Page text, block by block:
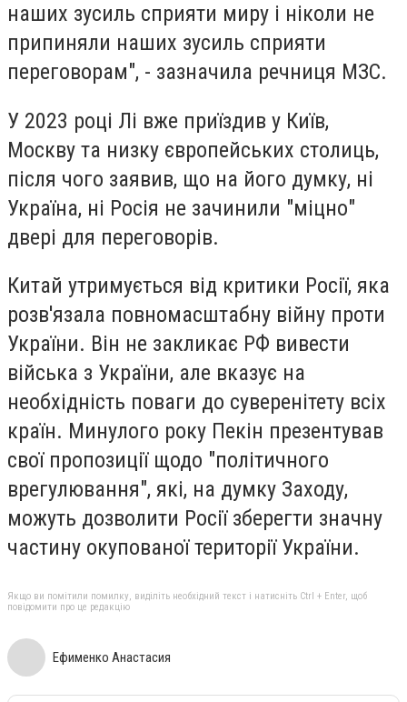
наших зусиль сприяти миру і ніколи не
припиняли наших зусиль сприяти
переговорам", - зазначила речниця МЗС.
У 2023 році Лі вже приїздив у Київ,
Москву та низку європейських столиць,
після чого заявив, що на його думку, ні
Україна, ні Росія не зачинили "міцно"
двері для переговорів.
Китай утримується від критики Росії, яка
розв'язала повномасштабну війну проти
України. Він не закликає РФ вивести
війська з України, але вказує на
необхідність поваги до суверенітету всіх
країн. Минулого року Пекін презентував
свої пропозиції щодо "політичного
врегулювання", які, на думку Заходу,
можуть дозволити Росії зберегти значну
частину окупованої території України.
Якщо ви помітили помилку, виділіть необхідний текст і натисніть Ctrl + Enter, щоб
повідомити про це редакцію
Ефименко Анастасия